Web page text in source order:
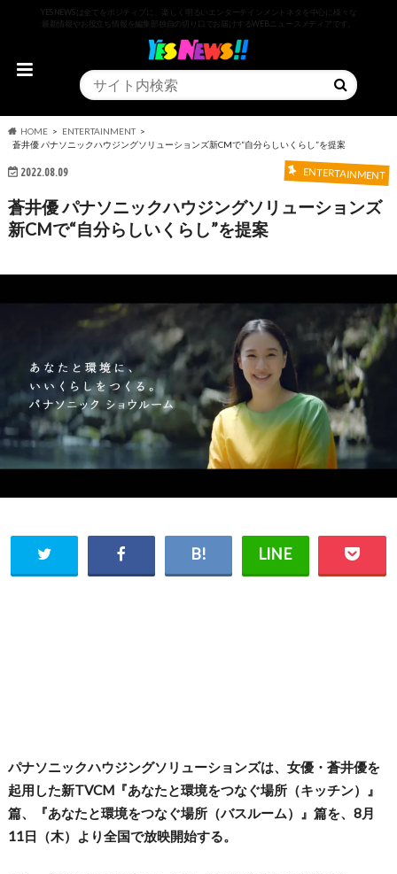
YESNEWSは全てをポジティブに、楽しく明るいエンターテインメントネタを中心に様々な
最新情報やお役立ち情報を編集部独自の切り口でお届けするWEBニュースメディアです。
HOME
ENTERTAINMENT
蒼井優 パナソニックハウジングソリューションズ新CMで“自分らしいくらし”を提案
2022.08.09 ENTERTAINMENT
蒼井優 パナソニックハウジングソリューションズ
新CMで“自分らしいくらし”を提案
パナソニックハウジングソリューションズは、女優・蒼井優を
起用した新TVCM『あなたと環境をつなぐ場所（キッチン）』
篇、『あなたと環境をつなぐ場所（バスルーム）』篇を、8月
11日（木）より全国で放映開始する。